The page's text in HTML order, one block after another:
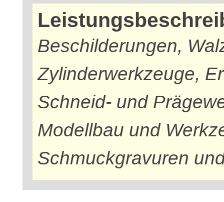
Beschilderungen,
Zylinderwerkzeuge,
Schneid- und
Modellbau und
Schmuckgravuren